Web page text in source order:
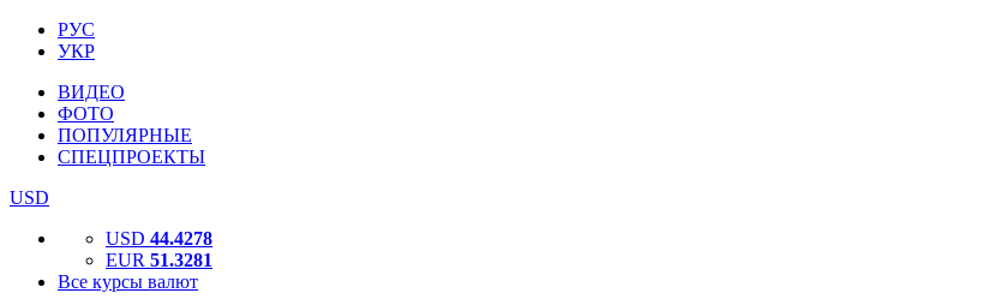
РУС
УКР
ВИДЕО
ФОТО
ПОПУЛЯРНЫЕ
СПЕЦПРОЕКТЫ
USD
USD 44.4278
EUR 51.3281
Все курсы валют